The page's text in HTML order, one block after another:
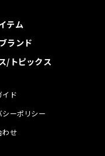
テム
ランド
/トピックス
イド
シーポリシー
わせ